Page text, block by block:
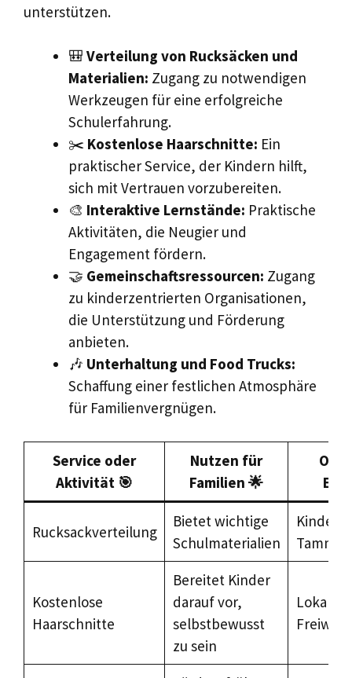
unterstützen.
🎒 Verteilung von Rucksäcken und
Materialien: Zugang zu notwendigen
Werkzeugen für eine erfolgreiche
Schulerfahrung.
✂️ Kostenlose Haarschnitte: Ein
praktischer Service, der Kindern hilft,
sich mit Vertrauen vorzubereiten.
🎨 Interaktive Lernstände: Praktische
Aktivitäten, die Neugier und
Engagement fördern.
🤝 Gemeinschaftsressourcen: Zugang
zu kinderzentrierten Organisationen,
die Unterstützung und Förderung
anbieten.
🎶 Unterhaltung und Food Trucks:
Schaffung einer festlichen Atmosphäre
für Familienvergnügen.
Service oder
Aktivität 🎯
Nutzen für
Familien 🌟
Rucksackverteilung
Bietet wichtige
Schulmaterialien
Kostenlose
Haarschnitte
Bereitet Kinder
darauf vor,
selbstbewusst
zu sein
Lokale